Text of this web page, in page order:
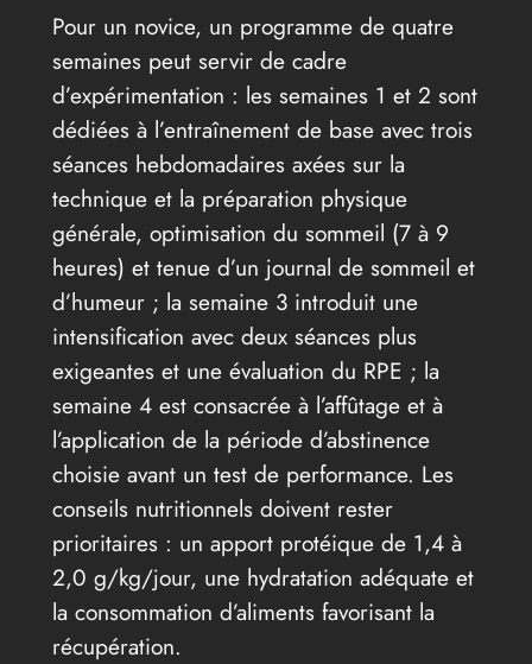
Pour un novice, un programme de quatre
semaines peut servir de cadre
d’expérimentation : les semaines 1 et 2 sont
dédiées à l’entraînement de base avec trois
séances hebdomadaires axées sur la
technique et la préparation physique
générale, optimisation du sommeil (7 à 9
heures) et tenue d’un journal de sommeil et
d’humeur ; la semaine 3 introduit une
intensification avec deux séances plus
exigeantes et une évaluation du RPE ; la
semaine 4 est consacrée à l’affûtage et à
l’application de la période d’abstinence
choisie avant un test de performance. Les
conseils nutritionnels doivent rester
prioritaires : un apport protéique de 1,4 à
2,0 g/kg/jour, une hydratation adéquate et
la consommation d’aliments favorisant la
récupération.